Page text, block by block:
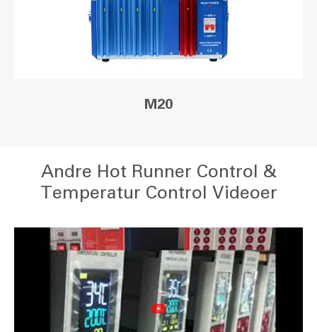
M20
Andre Hot Runner Control &
Temperatur Control Videoer